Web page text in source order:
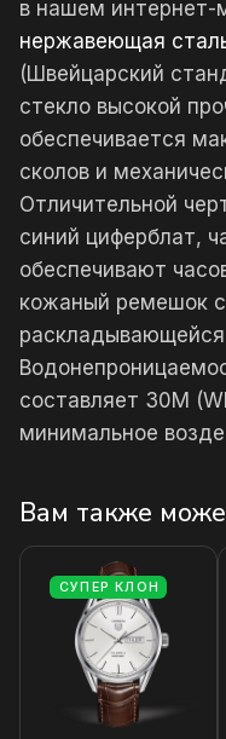
в нашем интернет-
нержавеющая
(Швейцарский
стекло высокой
обеспечивается
сколов и
Отличительной
синий циферблат,
обеспечивают
кожаный ремешок
составляет 30М
минимальное
Вам также
СУПЕР КЛОН